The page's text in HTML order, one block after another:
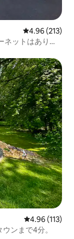
レビュー213
4.96 (213)
ットはありま
レビュー113
4.96 (113)
ンまで4分。